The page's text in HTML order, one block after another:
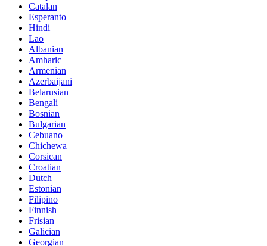
Catalan
Esperanto
Hindi
Lao
Albanian
Amharic
Armenian
Azerbaijani
Belarusian
Bengali
Bosnian
Bulgarian
Cebuano
Chichewa
Corsican
Croatian
Dutch
Estonian
Filipino
Finnish
Frisian
Galician
Georgian